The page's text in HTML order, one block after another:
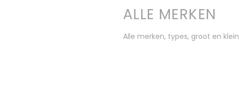
ALLE MERKEN
Alle merken, types, groot en klein